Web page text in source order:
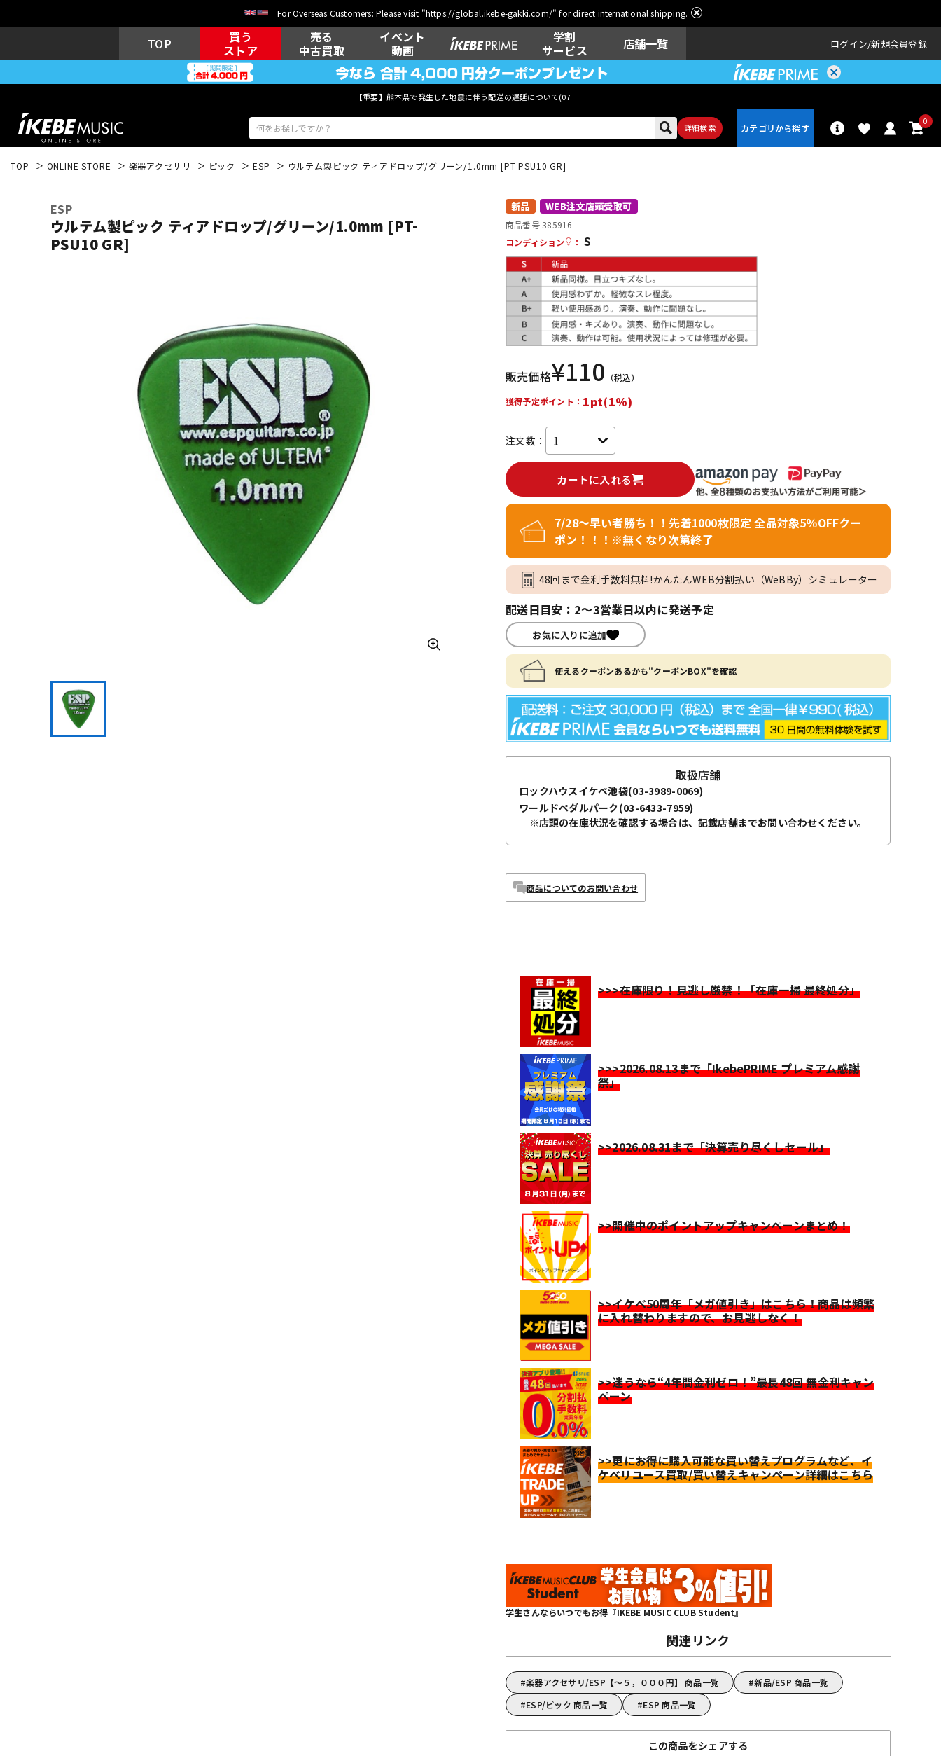
For Overseas Customers: Please visit "https://global.ikebe-gakki.com/" for direct international shipping.
TOP
買う
ストア
売る
中古買取
イベント
動画
学割
サービス
店舗一覧 ログイン 新規会員登録
【重要】熊本県で発生した地震に伴う配送の遅延について(07月29日
詳細検索
0
ウクレレ
その他楽器
DTM レコーディン
グ機器
配信/ライブ
機器
ヴィンテージ
TOP ONLINE STORE 楽器アクセサリ ピック ESP ウルテム製ピック ティアドロップ/グリーン/1.0mm [PT-PSU10 GR]
ESP
ウルテム製ピック ティアドロップ/グリーン/1.0mm [PT-
PSU10 GR]
新品 WEB注文店頭受取可
商品番号 385916
コンディション
： S
販売価格¥110 （税込）
獲得予定ポイント： 1pt(1%)
注文数：
カートに入れる
7/28～早い者勝ち！！先着1000枚限定 全品対象5％OFFクー
ポン！！！※無くなり次第終了
48回まで金利手数料無料!かんたんWEB分割払い（WeBBy）シミュレーター
配送日目安：2～3営業日以内に発送予定
お気に入りに追加
使えるクーポンあるかも"クーポンBOX"を確認
取扱店舗
ロックハウスイケベ池袋(03-3989-0069)
ワールドペダルパーク(03-6433-7959)
※店頭の在庫状況を確認する場合は、記載店舗までお問い合わせください。
商品についてのお問い合わせ
>>>在庫限り！見逃し厳禁！「在庫一掃 最終処分」
>>>2026.08.13まで「IkebePRIME プレミアム感謝
祭」
>>2026.08.31まで「決算売り尽くしセール」
>>開催中のポイントアップキャンペーンまとめ！
>>イケベ50周年「メガ値引き」はこちら！商品は頻繁
に入れ替わりますので、お見逃しなく！
>>迷うなら“4年間金利ゼロ！”最長48回 無金利キャン
ペーン
>>更にお得に購入可能な買い替えプログラムなど、イ
ケベリユース買取/買い替えキャンペーン詳細はこちら
学生さんならいつでもお得『IKEBE MUSIC CLUB Student』
関連リンク
楽器アクセサリ/ESP【～５，０００円】 商品一覧
新品/ESP 商品一覧
ESP/ピック 商品一覧
ESP 商品一覧
この商品をシェアする